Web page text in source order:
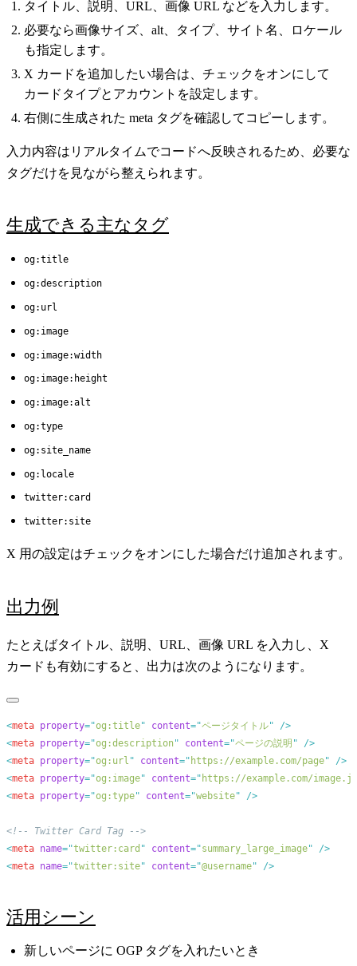
タイトル、説明、URL、画像 URL などを入力します。
必要なら画像サイズ、alt、タイプ、サイト名、ロケール
も指定します。
X カードを追加したい場合は、チェックをオンにして
カードタイプとアカウントを設定します。
右側に生成された meta タグを確認してコピーします。
入力内容はリアルタイムでコードへ反映されるため、必要な
タグだけを見ながら整えられます。
生成できる主なタグ
og:title
og:description
og:url
og:image
og:image:width
og:image:height
og:image:alt
og:type
og:site_name
og:locale
twitter:card
twitter:site
X 用の設定はチェックをオンにした場合だけ追加されます。
出力例
たとえばタイトル、説明、URL、画像 URL を入力し、X
カードも有効にすると、出力は次のようになります。
<meta property="og:title" content="ページタイトル"
<meta property="og:description" content="ページの説明 "
<meta property="og:url " content=" https://example.com/page"
<meta property="og:image" content=" https://example.com/
<meta property="og:type" content="website"
<meta name="twitter:card " content="summary_large_image"
<meta name="twitter:site" content="@username"
活用シーン
新しいページに OGP タグを入れたいとき